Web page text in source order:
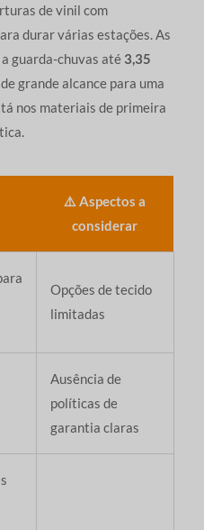
de vinil com
durar várias estações. As
guarda-chuvas até 3,35
grande alcance para uma
nos materiais de primeira
⚠️ Aspectos a
considerar
Opções de tecido
limitadas
Ausência de
políticas de
garantia claras